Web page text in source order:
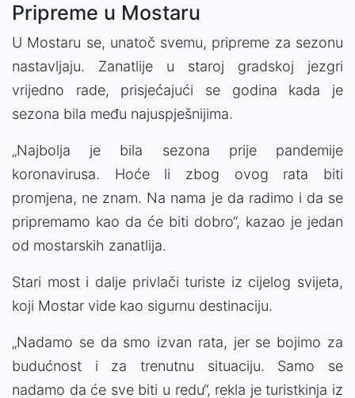
Pripreme u Mostaru
U Mostaru se, unatoč svemu, pripreme za sezonu
nastavljaju. Zanatlije u staroj gradskoj jezgri
vrijedno rade, prisjećajući se godina kada je
sezona bila među najuspješnijima.
„Najbolja je bila sezona prije pandemije
koronavirusa. Hoće li zbog ovog rata biti
promjena, ne znam. Na nama je da radimo i da se
pripremamo kao da će biti dobro“, kazao je jedan
od mostarskih zanatlija.
Stari most i dalje privlači turiste iz cijelog svijeta,
koji Mostar vide kao sigurnu destinaciju.
„Nadamo se da smo izvan rata, jer se bojimo za
budućnost i za trenutnu situaciju. Samo se
nadamo da će sve biti u redu“, rekla je turistkinja iz